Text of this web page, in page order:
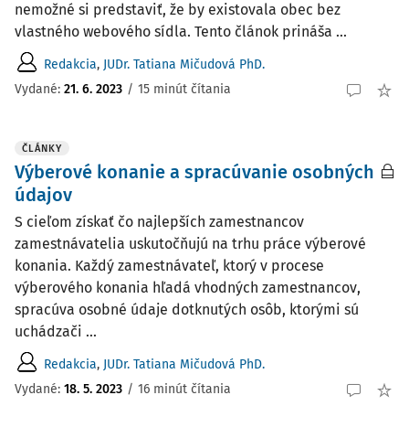
nemožné si predstaviť, že by existovala obec bez
vlastného webového sídla. Tento článok prináša ...
Redakcia, JUDr. Tatiana Mičudová PhD.
Vydané: 21. 6. 2023 / 15 minút čítania
ČLÁNKY
Výberové konanie a spracúvanie osobných
údajov
S cieľom získať čo najlepších zamestnancov
zamestnávatelia uskutočňujú na trhu práce výberové
konania. Každý zamestnávateľ, ktorý v procese
výberového konania hľadá vhodných zamestnancov,
spracúva osobné údaje dotknutých osôb, ktorými sú
uchádzači ...
Redakcia, JUDr. Tatiana Mičudová PhD.
Vydané: 18. 5. 2023 / 16 minút čítania